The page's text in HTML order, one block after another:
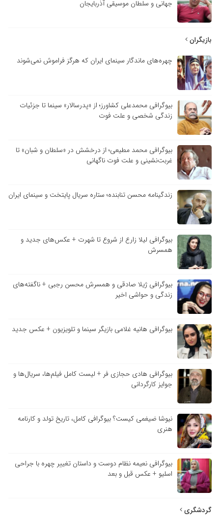
جهانی و سلطان موسیقی آذربایجان
بازیگران
چهره‌های ماندگار سینمای ایران که هرگز فراموش نمی‌شوند
بیوگرافی محمدعلی کشاورز؛ از «پدرسالار» سینما تا جزئیات
زندگی شخصی و علت فوت
بیوگرافی محمد مطیعی؛ از درخشش در «سلطان و شبان» تا
غربت‌نشینی و علت فوت ناگهانی
زندگینامه محسن تنابنده؛ ستاره سریال پایتخت و سینمای ایران
بیوگرافی لیلا زارع از شروع تا شهرت + عکس‌های جدید و
همسرش
بیوگرافی ژیلا صادقی و همسرش محسن رجبی + ناگفته‌های
زندگی و حواشی اخیر
بیوگرافی هانیه غلامی بازیگر سینما و تلویزیون + عکس جدید
بیوگرافی هادی حجازی فر + لیست کامل فیلم‌ها، سریال‌ها و
جوایز کارگردانی
نیوشا ضیغمی کیست؟ بیوگرافی کامل، تاریخ تولد و کارنامه
هنری
بیوگرافی نعیمه نظام دوست و داستان تغییر چهره با جراحی
اسلیو + عکس قبل و بعد
گردشگری